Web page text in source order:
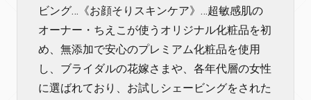
ビング…《お顔そりスキンケア》…超敏感肌の
オーナー・ちえこが使うオリジナル化粧品を初
め、無添加で安心のプレミアム化粧品を使用
し、ブライダルの花嫁さまや、各年代層の女性
に選ばれており、お試しシェービングをされた